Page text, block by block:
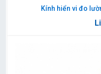
Kính hiển vi đo